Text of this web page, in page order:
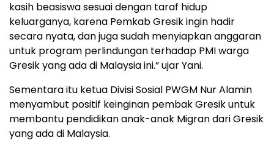
kasih beasiswa sesuai dengan taraf hidup
keluarganya, karena Pemkab Gresik ingin hadir
secara nyata, dan juga sudah menyiapkan anggaran
untuk program perlindungan terhadap PMI warga
Gresik yang ada di Malaysia ini.” ujar Yani.
Sementara itu ketua Divisi Sosial PWGM Nur Alamin
menyambut positif keinginan pembak Gresik untuk
membantu pendidikan anak-anak Migran dari Gresik
yang ada di Malaysia.